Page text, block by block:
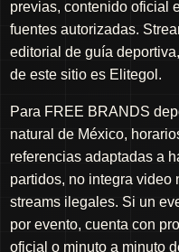
previas, contenido oficial
fuentes autorizadas.
editorial de guía
de este sitio es Elitegol.
Para FREE BRANDS
natural de México,
referencias adaptadas a
partidos, no integra video
streams ilegales. Si un
por evento, cuenta con
oficial o minuto a minuto